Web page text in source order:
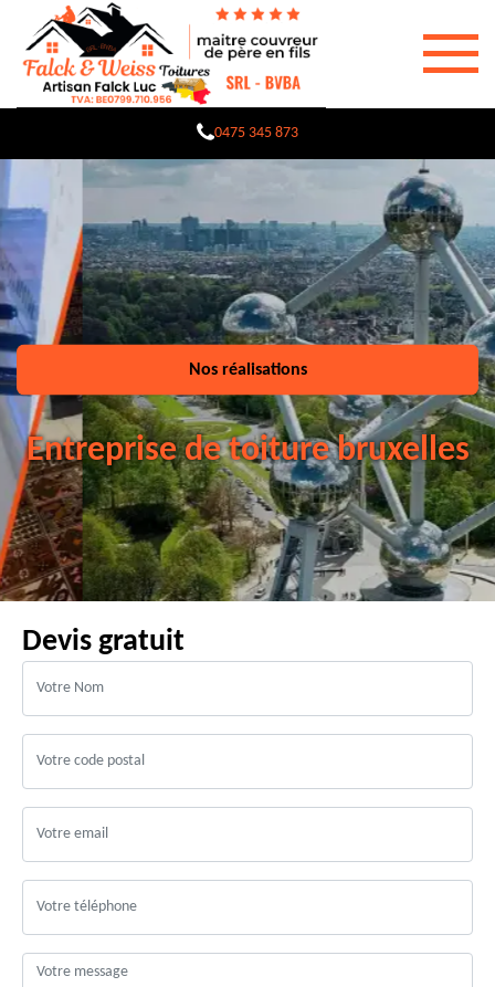
0475 345 873
Nos réalisations
Entreprise de toiture bruxelles
Devis gratuit